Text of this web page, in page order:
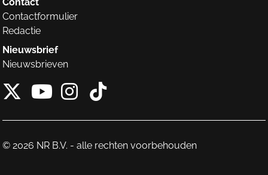
Contactformulier
Redactie
Nieuwsbrief
Nieuwsbrieven
X van NieuwRechts
Instagram van
Tiktok van
© 2026 NR B.V. - alle rechten voorbehouden